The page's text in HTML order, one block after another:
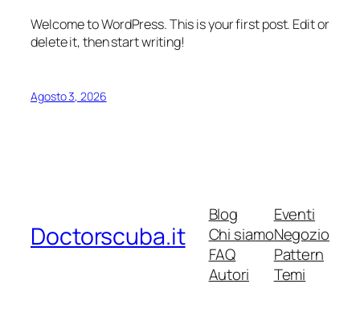
Welcome to WordPress. This is your first post. Edit or
delete it, then start writing!
Agosto 3, 2026
Doctorscuba.it
Blog
Chi siamo
FAQ
Autori
Eventi
Negozio
Pattern
Temi